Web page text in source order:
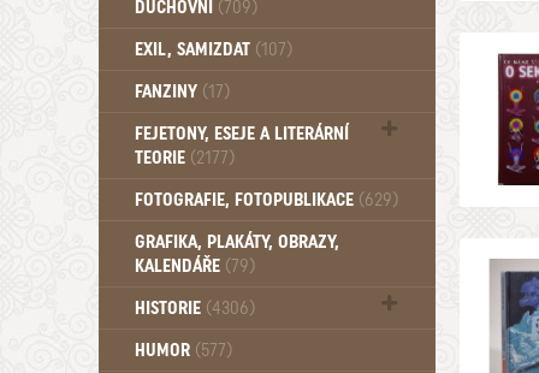
DUCHOVNÍ (709)
Okultismus (110)
EXIL, SAMIZDAT (107)
FANZINY (17)
FEJETONY, ESEJE A LITERÁRNÍ
TEORIE (2177)
Citáty, aforismy, snáře, přísloví,
FOTOGRAFIE, FOTOPUBLIKACE (629)
GRAFIKA, PLAKÁTY, OBRAZY,
KALENDÁŘE (79)
HISTORIE (4306)
Mytologie, Mýty, Báje, Pověsti (203)
HUMOR (577)